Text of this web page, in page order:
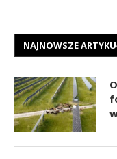
NAJNOWSZE